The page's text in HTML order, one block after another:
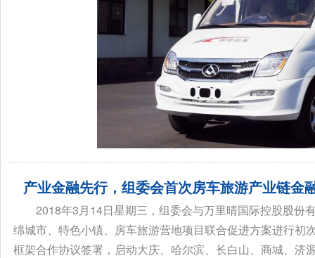
产业金融先行，组委会首次房车旅游产业链金
2018年3月14日星期三，组委会与万里晴国际控股股份
绵城市、特色小镇、房车旅游营地项目联合促进方案进行
框架合作协议签署，启动大庆、哈尔滨、长白山、商城、济